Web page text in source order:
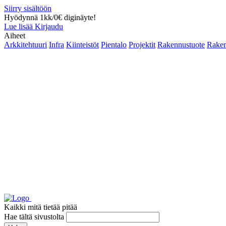
Siirry sisältöön
Hyödynnä 1kk/0€ diginäyte!
Lue lisää Kirjaudu
Aiheet
Arkkitehtuuri Infra Kiinteistöt Pientalo Projektit Rakennustuote
Kaikki mitä tietää pitää
Hae tältä sivustolta